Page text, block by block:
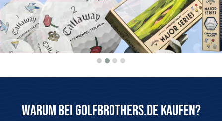
Warum bei Golfbrothers.de kaufen?